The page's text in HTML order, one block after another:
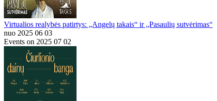
Virtualios realybės patirtys: „Angelų takais“ ir „Pasaulių sutvėrimas“
nuo 2025 06 03
Events on 2025 07 02